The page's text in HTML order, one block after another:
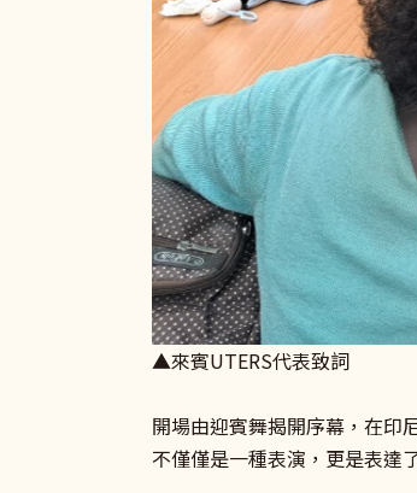
▲來賓UTERS代表致詞
開場由迎賓舞揭開序幕，在印
不僅僅是一種表演，更是表達